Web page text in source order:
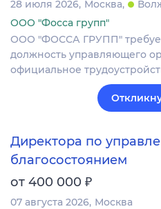
28 июля 2026 Москва
ООО "Фосса групп"
ООО "ФОССА ГРУПП"
должность управляющего
официальное
Директора по
благосостоянием
от 400 000 ₽
07 августа 2026 Москва